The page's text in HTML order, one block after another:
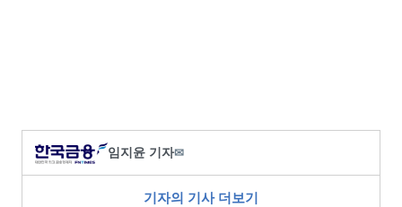
임지윤 기자✉
기자의 기사 더보기